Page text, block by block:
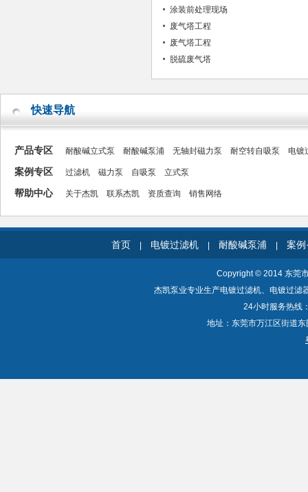
涂装前处理​现场
废气塔工程
废气塔工程
脱硫废气塔
快速导航
产品专区 耐酸碱立式泵 耐酸碱泵浦 无轴封磁力泵 耐空转自吸泵 电镀
案例专区 过滤机 磁力泵 自吸泵 立式泵
帮助中心 关于杰凯 联系杰凯 资质查询 销售网络
首页 电镀过滤机 耐酸碱泵浦 案例
Copyright © 2014 东莞
杰凯泵业专业生产电镀过滤机、电镀过滤
24小时服务热线
地址：东莞市万江区街道